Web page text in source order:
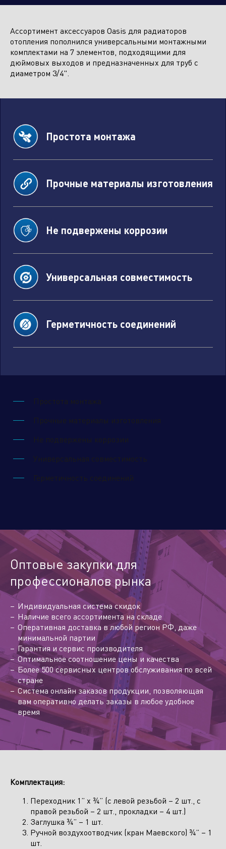
Инструмент и садовая техника
Отправить заявку
Нажимая кнопку "отправить", вы соглашаетесь
Отправить
Ассортимент аксессуаров Oasis для радиаторов
отопления пополнился универсальными монтажными
комплектами на 7 элементов, подходящими для
дюймовых выходов и предназначенных для труб с
диаметром 3/4".
Простота монтажа
Прочные материалы изготовления
Не подвержены коррозии
Универсальная совместимость
Герметичность соединений
Простота монтажа
Прочные материалы изготовления
Не подвержены коррозии
Универсальная совместимость
Герметичность соединений
Оптовые закупки для
профессионалов рынка
Индивидуальная система скидок
Наличие всего ассортимента на складе
Оперативная доставка в любой регион РФ, даже
минимальной партии
Гарантия и сервис производителя
Оптимальное соотношение цены и качества
Более 500 сервисных центров обслуживания по всей
стране
Система онлайн заказов продукции, позволяющая
вам оперативно делать заказы в любое удобное
время
Комплектация:
Переходник 1” x ¾” (с левой резьбой – 2 шт., с
правой резьбой – 2 шт., прокладки – 4 шт.)
Заглушка ¾” – 1 шт.
Ручной воздухоотводчик (кран Маевского) ¾” – 1
шт.